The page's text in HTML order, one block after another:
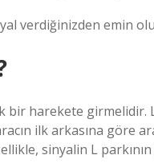
verdiğinizden emin
harekete girmelidir. L
ilk arkasına göre
sinyalin L parkının